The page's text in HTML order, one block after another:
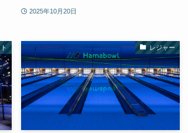
2025年10月20日
レジャー